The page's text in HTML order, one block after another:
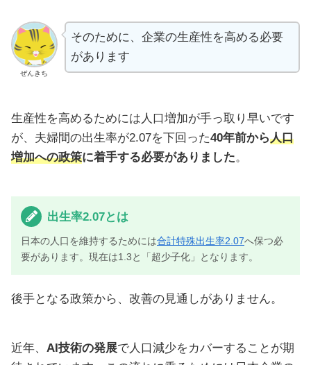
ぜんきち
そのために、企業の生産性を高める必要
があります
生産性を高めるためには人口増加が手っ取り早いです
が、夫婦間の出生率が2.07を下回った40年前から人口
増加への政策に着手する必要がありました。
出生率2.07とは
日本の人口を維持するためには合計特殊出生率2.07へ保つ必
要があります。現在は1.3と「超少子化」となります。
後手となる政策から、改善の見通しがありません。
近年、 AI技術の発展で人口減少をカバーすることが期